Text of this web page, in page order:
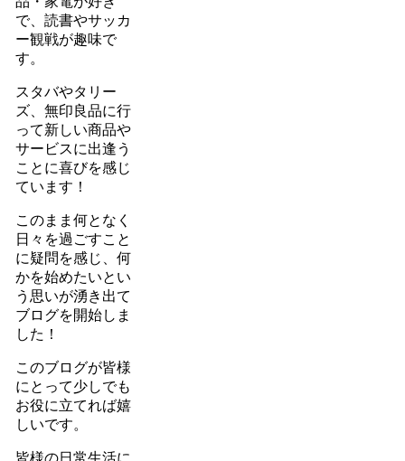
で、読書やサッカ
ー観戦が趣味で
す。
スタバやタリー
ズ、無印良品に行
って新しい商品や
サービスに出逢う
ことに喜びを感じ
ています！
このまま何となく
日々を過ごすこと
に疑問を感じ、何
かを始めたいとい
う思いが湧き出て
ブログを開始しま
した！
このブログが皆様
にとって少しでも
お役に立てれば嬉
しいです。
皆様の日常生活に